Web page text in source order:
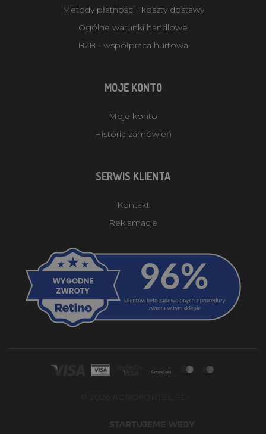
Metody płatności i koszty dostawy
Ogólne warunki handlowe
B2B - współpraca hurtowa
MOJE KONTO
Moje konto
Historia zamówień
SERWIS KLIENTA
Kontakt
Reklamacje